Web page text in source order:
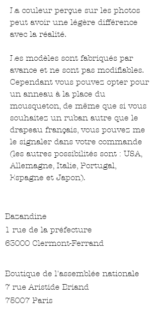
La couleur perçue sur les photos
peut avoir une légère différence
avec la réalité.
Les modèles sont fabriqués par
avance et ne sont pas modifiables.
Cependant vous pouvez opter pour
un anneau à la place du
mousqueton, de même que si vous
souhaitez un ruban autre que le
drapeau français, vous pouvez me
le signaler dans votre commande
(les autres possibilités sont : USA,
Allemagne, Italie, Portugal,
Espagne et Japon).
Bazandine
1 rue de la préfecture
63000 Clermont-Ferrand
Boutique de l'assemblée nationale
7 rue Aristide Briand
75007 Paris